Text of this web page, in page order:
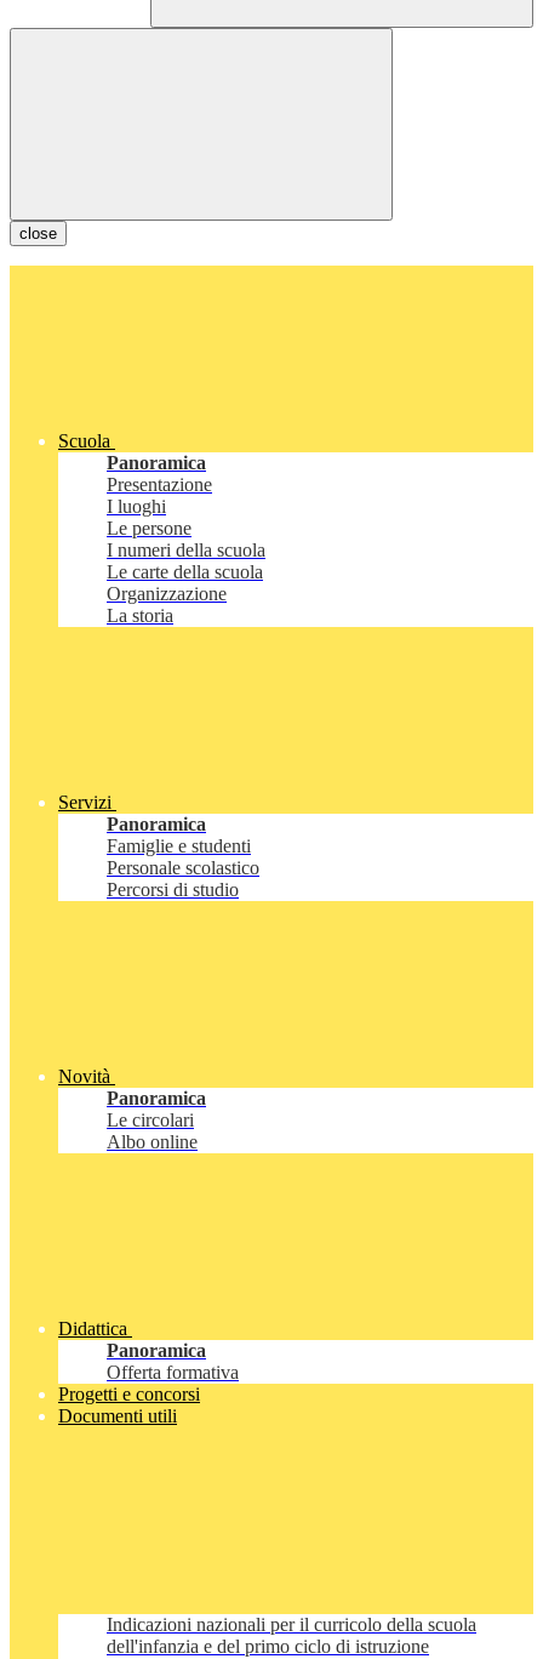
close
Scuola
Panoramica
Presentazione
I luoghi
Le persone
I numeri della scuola
Le carte della scuola
Organizzazione
La storia
Servizi
Panoramica
Famiglie e studenti
Personale scolastico
Percorsi di studio
Novità
Panoramica
Le circolari
Albo online
Didattica
Panoramica
Offerta formativa
Progetti e concorsi
Documenti utili
Indicazioni nazionali per il curricolo della scuola
dell'infanzia e del primo ciclo di istruzione